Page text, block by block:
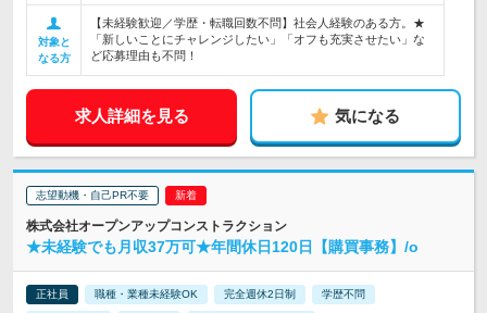
対象と
なる方
【未経験歓迎／学歴・転職回数不問】社会人経験のある方。★
「新しいことにチャレンジしたい」「オフも充実させたい」な
ど応募理由も不問！
求人詳細を見る 気になる
志望動機・自己PR不要
株式会社オープンアップコンストラクション
★未経験でも月収37万可★年間休日120日【購買事務】/o
正社員 職種・業種未経験OK 完全週休2日制 学歴不問